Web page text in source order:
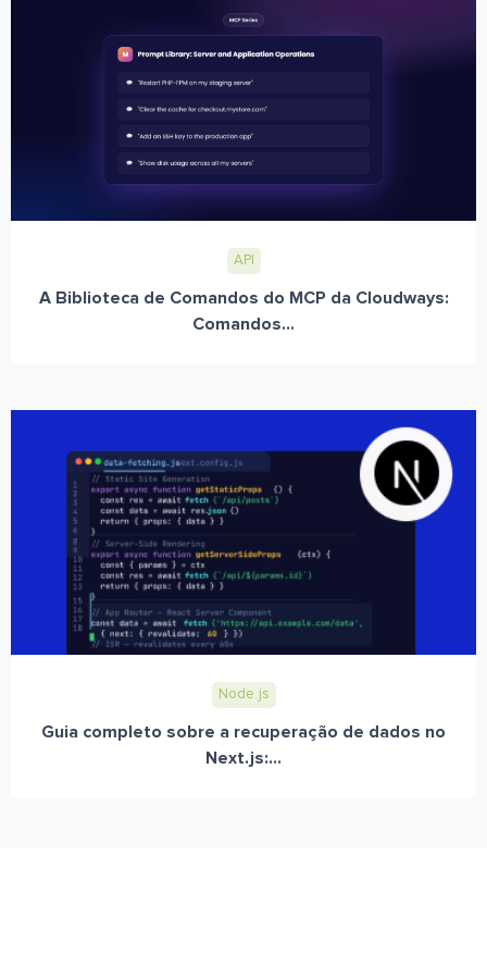
API
A Biblioteca de Comandos do MCP da Cloudways:
Comandos...
Node.js
Guia completo sobre a recuperação de dados no
Next.js:...